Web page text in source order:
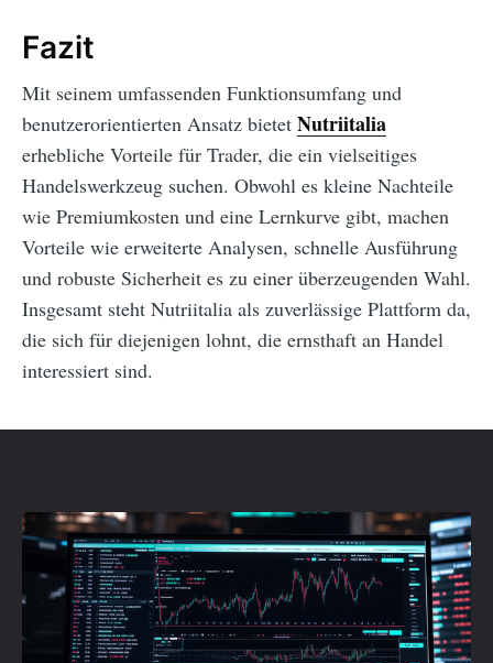
Fazit
Mit seinem umfassenden Funktionsumfang und
benutzerorientierten Ansatz bietet Nutriitalia
erhebliche Vorteile für Trader, die ein vielseitiges
Handelswerkzeug suchen. Obwohl es kleine Nachteile
wie Premiumkosten und eine Lernkurve gibt, machen
Vorteile wie erweiterte Analysen, schnelle Ausführung
und robuste Sicherheit es zu einer überzeugenden Wahl.
Insgesamt steht Nutriitalia als zuverlässige Plattform da,
die sich für diejenigen lohnt, die ernsthaft an Handel
interessiert sind.